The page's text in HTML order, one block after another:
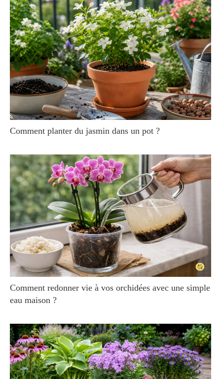
Comment planter du jasmin dans un pot ?
Comment redonner vie à vos orchidées avec une simple
eau maison ?